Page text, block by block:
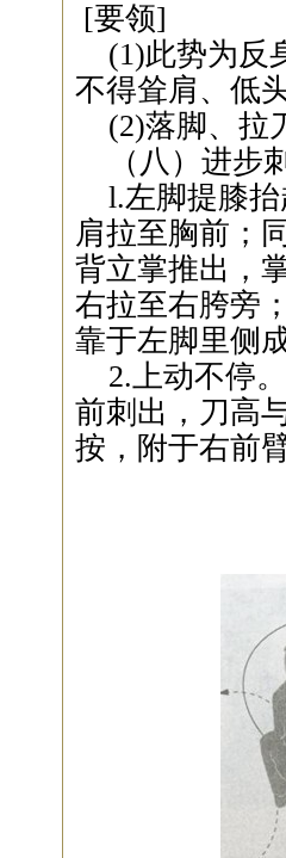
[要领]
(1)此势为反
不得耸肩、低
(2)落脚、拉
（八）进步
l.左脚提膝
肩拉至胸前；
背立掌推出，
右拉至右胯旁
靠于左脚里侧
2.上动不停
前刺出，刀高
按，附于右前